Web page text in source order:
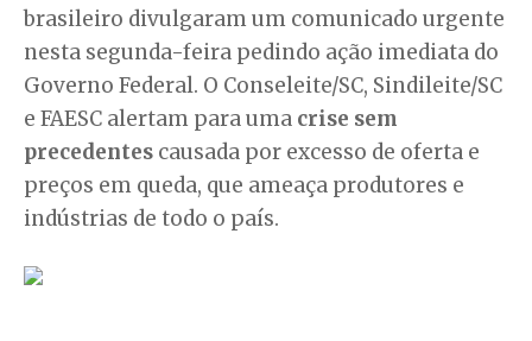
brasileiro divulgaram um comunicado urgente
nesta segunda-feira pedindo ação imediata do
Governo Federal. O Conseleite/SC, Sindileite/SC
e FAESC alertam para uma crise sem
precedentes causada por excesso de oferta e
preços em queda, que ameaça produtores e
indústrias de todo o país.